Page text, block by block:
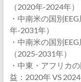
（2020年-2024年）
・中南米の国別
年-2031年）
・中南米の国別
（2025-2031年）
・中東・アフリカ
益：2020年 VS